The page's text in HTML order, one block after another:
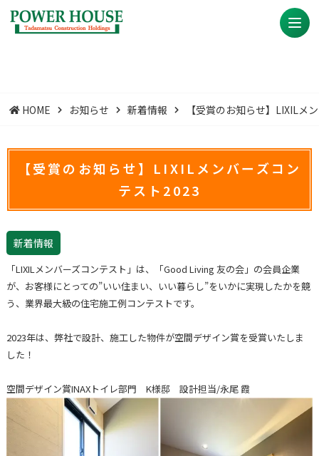
HOME お知らせ 新着情報 【受賞のお知らせ】LIXILメ
【受賞のお知らせ】LIXILメンバーズコン
テスト2023
新着情報
「LIXILメンバーズコンテスト」は、「Good Living 友の会」の会員企業
が、お客様にとっての”いい住まい、いい暮らし”をいかに実現したかを競
う、業界最大級の住宅施工例コンテストです。
2023年は、弊社で設計、施工した物件が空間デザイン賞を受賞いたしま
した！
空間デザイン賞INAXトイレ部門 K様邸 設計担当/永尾 霞